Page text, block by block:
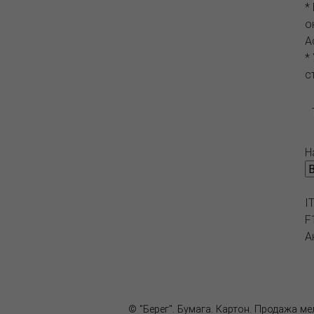
*
*
© "Берег". Бумага. Картон. Продажа